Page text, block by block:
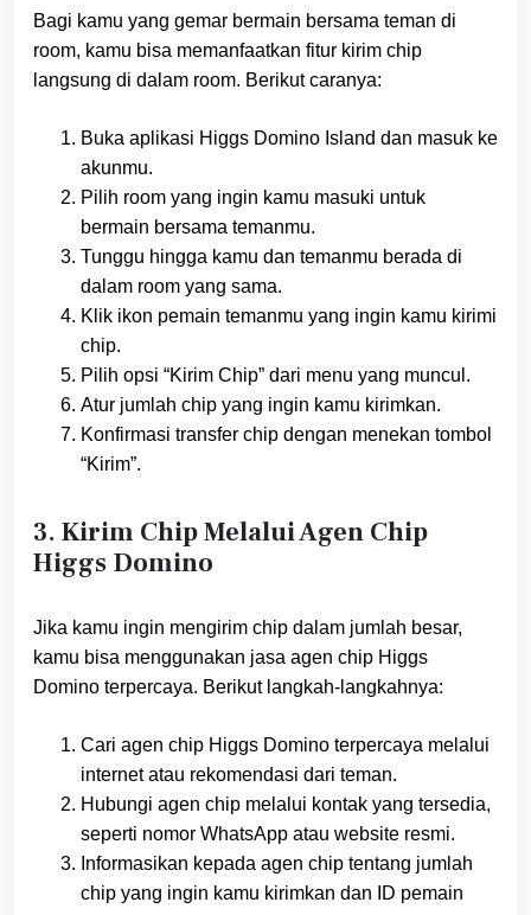
Bagi kamu yang gemar bermain bersama teman di
room, kamu bisa memanfaatkan fitur kirim chip
langsung di dalam room. Berikut caranya:
Buka aplikasi Higgs Domino Island dan masuk ke
akunmu.
Pilih room yang ingin kamu masuki untuk
bermain bersama temanmu.
Tunggu hingga kamu dan temanmu berada di
dalam room yang sama.
Klik ikon pemain temanmu yang ingin kamu kirimi
chip.
Pilih opsi “Kirim Chip” dari menu yang muncul.
Atur jumlah chip yang ingin kamu kirimkan.
Konfirmasi transfer chip dengan menekan tombol
“Kirim”.
3. Kirim Chip Melalui Agen Chip
Higgs Domino
Jika kamu ingin mengirim chip dalam jumlah besar,
kamu bisa menggunakan jasa agen chip Higgs
Domino terpercaya. Berikut langkah-langkahnya:
Cari agen chip Higgs Domino terpercaya melalui
internet atau rekomendasi dari teman.
Hubungi agen chip melalui kontak yang tersedia,
seperti nomor WhatsApp atau website resmi.
Informasikan kepada agen chip tentang jumlah
chip yang ingin kamu kirimkan dan ID pemain